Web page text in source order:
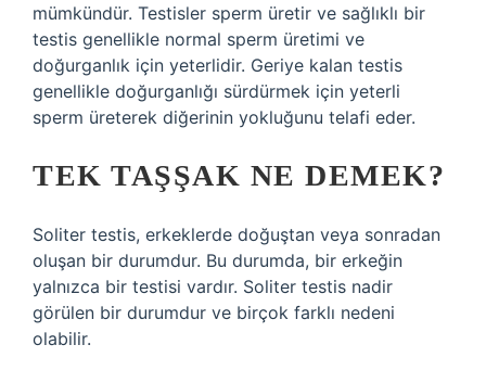
mümkündür. Testisler sperm üretir ve sağlıklı bir
testis genellikle normal sperm üretimi ve
doğurganlık için yeterlidir. Geriye kalan testis
genellikle doğurganlığı sürdürmek için yeterli
sperm üreterek diğerinin yokluğunu telafi eder.
TEK TAŞŞAK NE DEMEK?
Soliter testis, erkeklerde doğuştan veya sonradan
oluşan bir durumdur. Bu durumda, bir erkeğin
yalnızca bir testisi vardır. Soliter testis nadir
görülen bir durumdur ve birçok farklı nedeni
olabilir.